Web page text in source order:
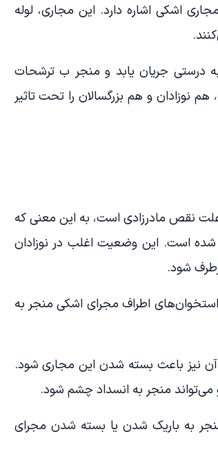
اشکی اشاره دارد. این مجاری، لوله
درستی جریان یابد و منجر ب ترشحات
و هم بزرگسالان را تحت تاثیر
نقص مادرزادی است، به این معنی که
شده است. این وضعیت اغلب در نوزادان
شود.
اطراف مجرای اشکی منجر به
آن نیز باعث بسته شدن این مجاری شود.
منجر به انسداد چشم شود.
به باریک شدن یا بسته شدن مجرای